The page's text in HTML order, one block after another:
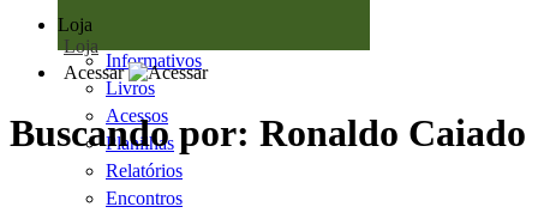
Loja
Loja
Informativos
Livros
Acessos
Planilhas
Relatórios
Encontros
Acessar
Buscando por: Ronaldo Caiado